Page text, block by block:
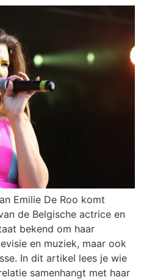
Emilie De Roo komt
de Belgische actrice en
bekend om haar
en muziek, maar ook
In dit artikel lees je wie
samenhangt met haar